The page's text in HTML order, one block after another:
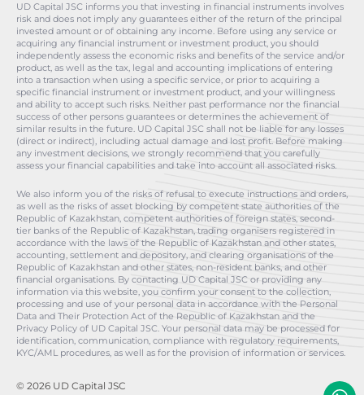
UD Capital JSC informs you that investing in financial instruments involves
risk and does not imply any guarantees either of the return of the principal
invested amount or of obtaining any income. Before using any service or
acquiring any financial instrument or investment product, you should
independently assess the economic risks and benefits of the service and/or
product, as well as the tax, legal and accounting implications of entering
into a transaction when using a specific service, or prior to acquiring a
specific financial instrument or investment product, and your willingness
and ability to accept such risks. Neither past performance nor the financial
success of other persons guarantees or determines the achievement of
similar results in the future. UD Capital JSC shall not be liable for any losses
(direct or indirect), including actual damage and lost profit. Before making
any investment decisions, we strongly recommend that you carefully
assess your financial capabilities and take into account all associated risks.
We also inform you of the risks of refusal to execute instructions and orders,
as well as the risks of asset blocking by competent state authorities of the
Republic of Kazakhstan, competent authorities of foreign states, second-
tier banks of the Republic of Kazakhstan, trading organisers registered in
accordance with the laws of the Republic of Kazakhstan and other states,
accounting, settlement and depository, and clearing organisations of the
Republic of Kazakhstan and other states, non-resident banks, and other
financial organisations. By contacting UD Capital JSC or providing any
information via this website, you confirm your consent to the collection,
processing and use of your personal data in accordance with the Personal
Data and Their Protection Act of the Republic of Kazakhstan and the
Privacy Policy of UD Capital JSC. Your personal data may be processed for
identification, communication, compliance with regulatory requirements,
KYC/AML procedures, as well as for the provision of information or services.
© 2026 UD Capital JSC